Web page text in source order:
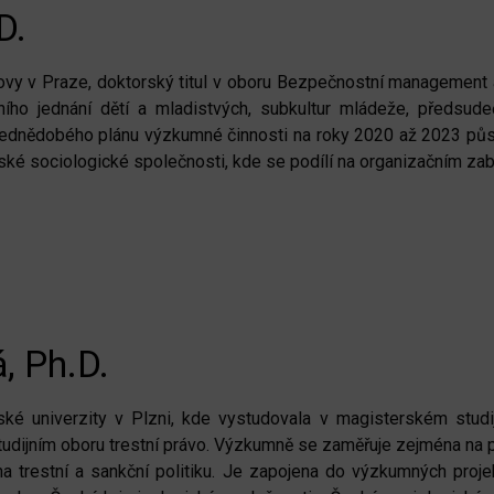
v Praze, doktorský titul v oboru Bezpečnostní
jednání dětí a mladistvých, subkultur mládeže,
plánu výzkumné činnosti na roky 2020 až 2023
sociologické společnosti, kde se podílí na organizačním
Ph.D.
univerzity v Plzni, kde vystudovala v magisterském
oboru trestní právo. Výzkumně se zaměřuje zejména
trestní a sankční politiku. Je zapojena do výzkumných